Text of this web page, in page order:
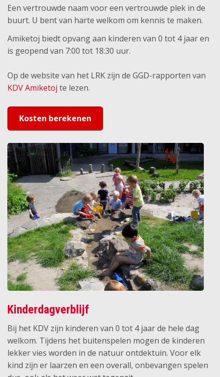
Een vertrouwde naam voor een vertrouwde plek in de
buurt. U bent van harte welkom om kennis te maken.
Amiketoj biedt opvang aan kinderen van 0 tot 4 jaar en
is geopend van 7:00 tot 18:30 uur.
Op de website van het LRK zijn de GGD-rapporten van
KDV Amiketoj te lezen.
Kosten berekenen
Kinderdagverblijf
Bij het KDV zijn kinderen van 0 tot 4 jaar de hele dag
welkom. Tijdens het buitenspelen mogen de kinderen
lekker vies worden in de natuur ontdektuin. Voor elk
kind zijn er laarzen en een overall, onbevangen spelen